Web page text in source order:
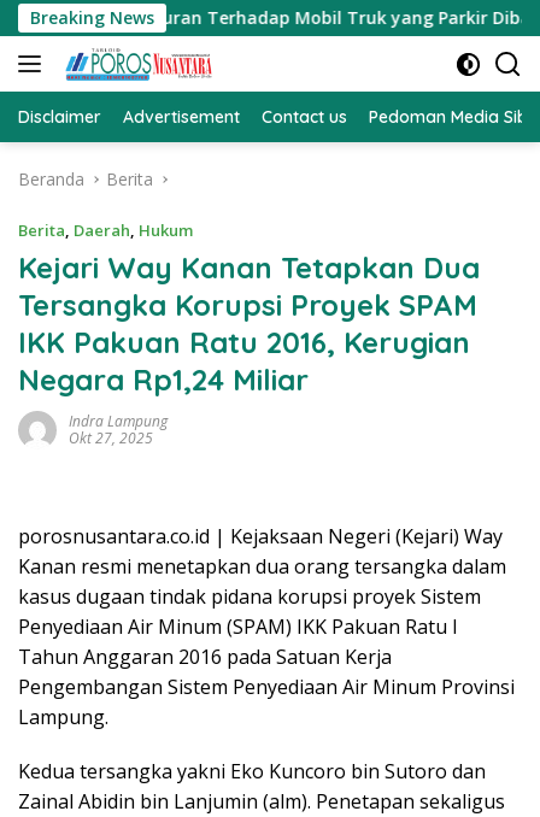
Langsung
ke
konten
Breaking NewsTeguran Terhadap Mobil Truk yang Parkir Dibahu
Disclaimer Advertisement Contact us Pedoman Media
Beranda Berita
Berita, Daerah, Hukum
Kejari Way Kanan Tetapkan Dua
Tersangka Korupsi Proyek SPAM
IKK Pakuan Ratu 2016, Kerugian
Negara Rp1,24 Miliar
Indra Lampung
Okt 27, 2025
porosnusantara.co.id | Kejaksaan Negeri (Kejari) Way
Kanan resmi menetapkan dua orang tersangka dalam
kasus dugaan tindak pidana korupsi proyek Sistem
Penyediaan Air Minum (SPAM) IKK Pakuan Ratu I
Tahun Anggaran 2016 pada Satuan Kerja
Pengembangan Sistem Penyediaan Air Minum Provinsi
Lampung.
Kedua tersangka yakni Eko Kuncoro bin Sutoro dan
Zainal Abidin bin Lanjumin (alm). Penetapan sekaligus